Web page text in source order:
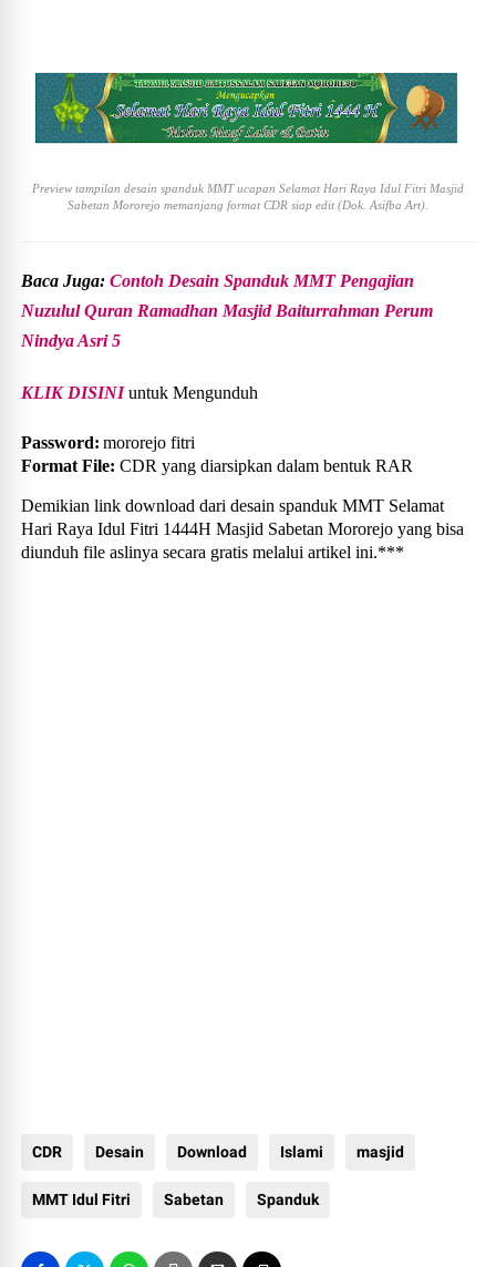
Preview tampilan desain spanduk MMT ucapan Selamat Hari Raya Idul Fitri Masjid
Sabetan Mororejo memanjang format CDR siap edit (Dok. Asifba Art).
Baca Juga:Contoh Desain Spanduk MMT Pengajian
Nuzulul Quran Ramadhan Masjid Baiturrahman Perum
Nindya Asri 5
KLIK DISINI untuk Mengunduh
Password: mororejo fitri
Format File: CDR yang diarsipkan dalam bentuk RAR
Demikian link download dari desain spanduk MMT Selamat
Hari Raya Idul Fitri 1444H Masjid Sabetan Mororejo yang bisa
diunduh file aslinya secara gratis melalui artikel ini.***
CDR Desain Download Islami masjid
MMT Idul Fitri Sabetan Spanduk